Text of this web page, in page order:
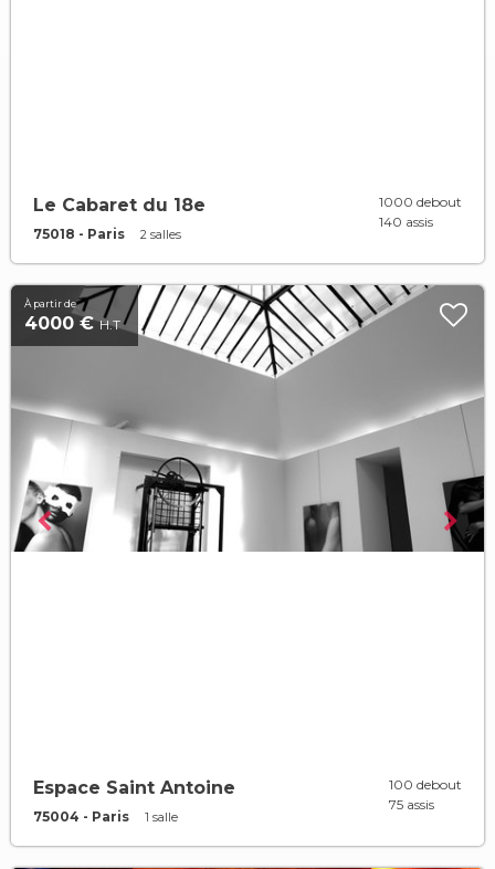
Le Cabaret du 18e
75018 - Paris 2 salles
1000 debout
140 assis
À partir de
4000 €H.T
Espace Saint Antoine
75004 - Paris 1 salle
100 debout
75 assis